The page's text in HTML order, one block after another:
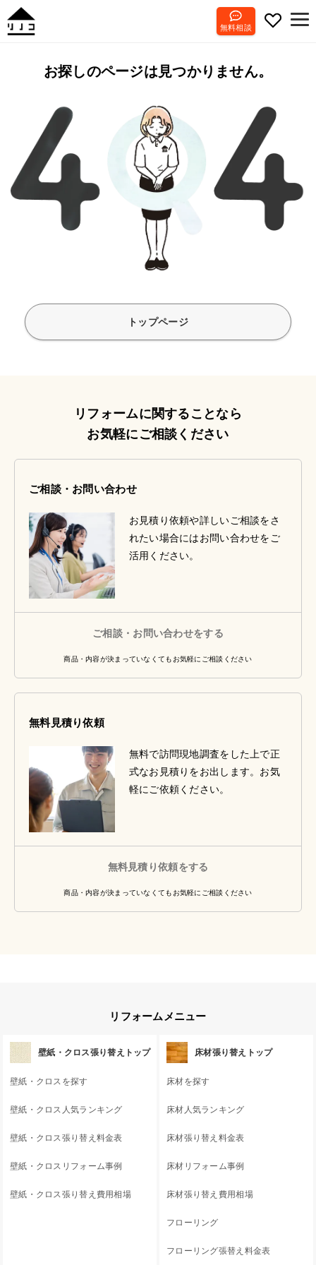
無料相談
お探しのページは見つかりません。
トップページ
リフォームに関することなら
お気軽にご相談ください
ご相談・お問い合わせ
お見積り依頼や詳しいご相談をさ
れたい場合にはお問い合わせをご
活用ください。
ご相談・お問い合わせをする
商品・内容が決まっていなくてもお気軽にご相談ください
無料見積り依頼
無料で訪問現地調査をした上で正
式なお見積りをお出します。お気
軽にご依頼ください。
無料見積り依頼をする
商品・内容が決まっていなくてもお気軽にご相談ください
リフォームメニュー
壁紙・クロス張り替えトップ
壁紙・クロスを探す
壁紙・クロス人気ランキング
壁紙・クロス張り替え料金表
壁紙・クロスリフォーム事例
壁紙・クロス張り替え費用相場
床材張り替えトップ
床材を探す
床材人気ランキング
床材張り替え料金表
床材リフォーム事例
床材張り替え費用相場
フローリング
フローリング張替え料金表